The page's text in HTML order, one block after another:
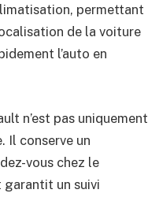
permettant
de la voiture
l’auto en
n’est pas uniquement
Il conserve un
vous chez le
garantit un suivi